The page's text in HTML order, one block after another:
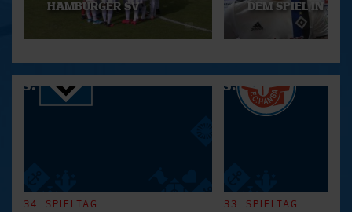
HAMBURGER SV
DEM SPIEL IN AUE
34. SPIELTAG 33. SPIELTAG